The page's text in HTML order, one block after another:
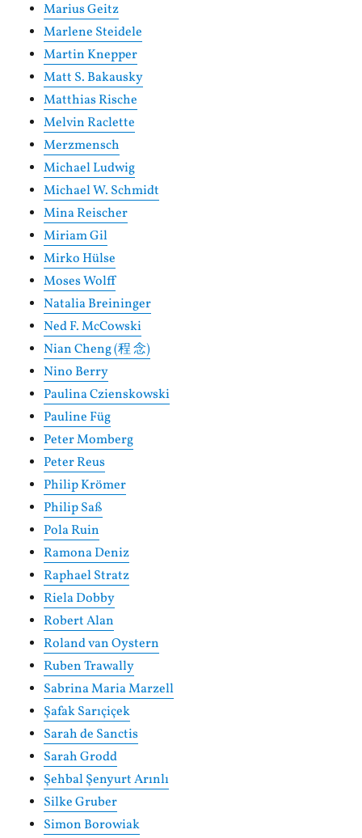
Marius Geitz
Marlene Steidele
Martin Knepper
Matt S. Bakausky
Matthias Rische
Melvin Raclette
Merzmensch
Michael Ludwig
Michael W. Schmidt
Mina Reischer
Miriam Gil
Mirko Hülse
Moses Wolff
Natalia Breininger
Ned F. McCowski
Nian Cheng (程 念)
Nino Berry
Paulina Czienskowski
Pauline Füg
Peter Momberg
Peter Reus
Philip Krömer
Philip Saß
Pola Ruin
Ramona Deniz
Raphael Stratz
Riela Dobby
Robert Alan
Roland van Oystern
Ruben Trawally
Sabrina Maria Marzell
Şafak Sarıçiçek
Sarah de Sanctis
Sarah Grodd
Şehbal Şenyurt Arınlı
Silke Gruber
Simon Borowiak